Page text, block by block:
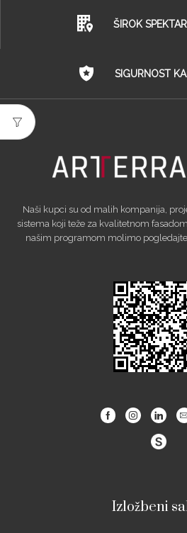
ŠIROK
SIGURNOST
Naši kupci su od malih kompanija,
sistema koji teže za kvalitetnom
našim programom molimo
FacebookInstagram
Izložbeni